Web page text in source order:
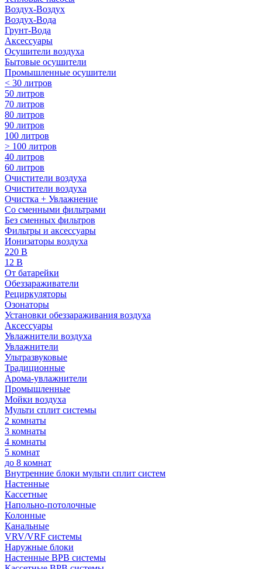
Воздух-Воздух
Воздух-Вода
Грунт-Вода
Аксессуары
Осушители воздуха
Бытовые осушители
Промышленные осушители
< 30 литров
50 литров
70 литров
80 литров
90 литров
100 литров
> 100 литров
40 литров
60 литров
Очистители воздуха
Очистители воздуха
Очистка + Увлажнение
Cо сменными фильтрами
Без сменных фильтров
Фильтры и аксессуары
Ионизаторы воздуха
220 В
12 В
От батарейки
Обеззараживатели
Рециркуляторы
Озонаторы
Установки обеззараживания воздуха
Аксессуары
Увлажнители воздуха
Увлажнители
Ультразвуковые
Традиционные
Арома-увлажнители
Промышленные
Мойки воздуха
Мульти сплит системы
2 комнаты
3 комнаты
4 комнаты
5 комнат
до 8 комнат
Внутренние блоки мульти сплит систем
Настенные
Кассетные
Напольно-потолочные
Колонные
Канальные
VRV/VRF системы
Наружные блоки
Настенные ВРВ системы